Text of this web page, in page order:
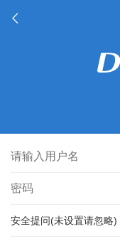
安全提问(未设置请忽略)